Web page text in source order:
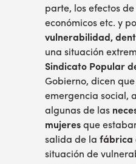
parte, los efectos
económicos etc. y
vulnerabilidad,
una situación
Sindicato Popular
Gobierno, dicen
emergencia social,
algunas de las
mujeresque
salida de la fábrica
situación de